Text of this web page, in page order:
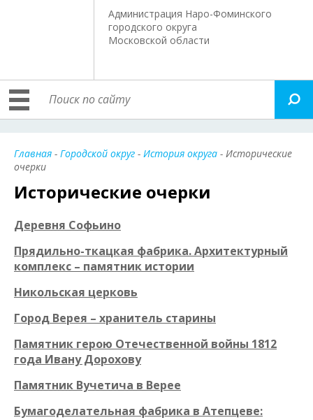
Администрация Наро-Фоминского
городского округа
Московской области
Главная - Городской округ - История округа - Исторические
очерки
Исторические очерки
Деревня Софьино
Прядильно-ткацкая фабрика. Архитектурный
комплекс – памятник истории
Никольская церковь
Город Верея – хранитель старины
Памятник герою Отечественной войны 1812
года Ивану Дорохову
Памятник Вучетича в Верее
Бумагоделательная фабрика в Атепцеве: